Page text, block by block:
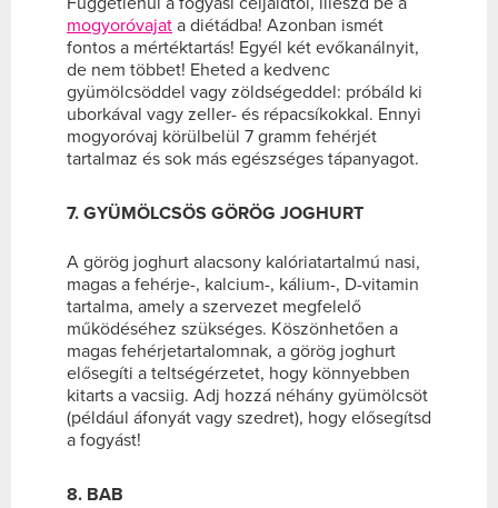
mogyoróvajat a diétádba! Azonban ismét
fontos a mértéktartás! Egyél két evőkanálnyit,
de nem többet! Eheted a kedvenc
gyümölcsöddel vagy zöldségeddel: próbáld ki
uborkával vagy zeller- és répacsíkokkal. Ennyi
mogyoróvaj körülbelül 7 gramm fehérjét
tartalmaz és sok más egészséges tápanyagot.
7. GYÜMÖLCSÖS GÖRÖG JOGHURT
A görög joghurt alacsony kalóriatartalmú nasi,
magas a fehérje-, kalcium-, kálium-, D-vitamin
tartalma, amely a szervezet megfelelő
működéséhez szükséges. Köszönhetően a
magas fehérjetartalomnak, a görög joghurt
elősegíti a teltségérzetet, hogy könnyebben
kitarts a vacsiig. Adj hozzá néhány gyümölcsöt
(például áfonyát vagy szedret), hogy elősegítsd
a fogyást!
8. BAB